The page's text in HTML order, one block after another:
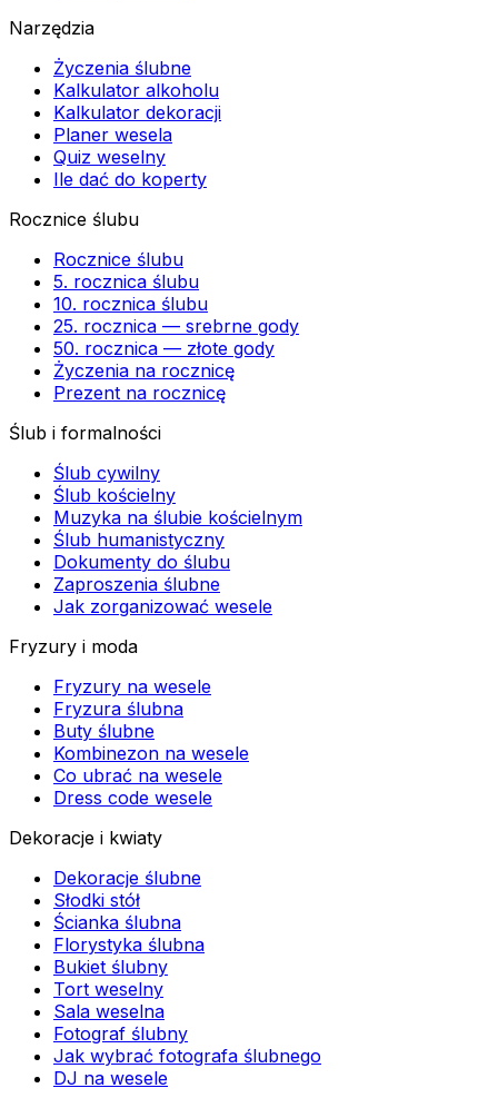
Narzędzia
Życzenia ślubne
Kalkulator alkoholu
Kalkulator dekoracji
Planer wesela
Quiz weselny
Ile dać do koperty
Rocznice ślubu
Rocznice ślubu
5. rocznica ślubu
10. rocznica ślubu
25. rocznica — srebrne gody
50. rocznica — złote gody
Życzenia na rocznicę
Prezent na rocznicę
Ślub i formalności
Ślub cywilny
Ślub kościelny
Muzyka na ślubie kościelnym
Ślub humanistyczny
Dokumenty do ślubu
Zaproszenia ślubne
Jak zorganizować wesele
Fryzury i moda
Fryzury na wesele
Fryzura ślubna
Buty ślubne
Kombinezon na wesele
Co ubrać na wesele
Dress code wesele
Dekoracje i kwiaty
Dekoracje ślubne
Słodki stół
Ścianka ślubna
Florystyka ślubna
Bukiet ślubny
Tort weselny
Sala weselna
Fotograf ślubny
Jak wybrać fotografa ślubnego
DJ na wesele